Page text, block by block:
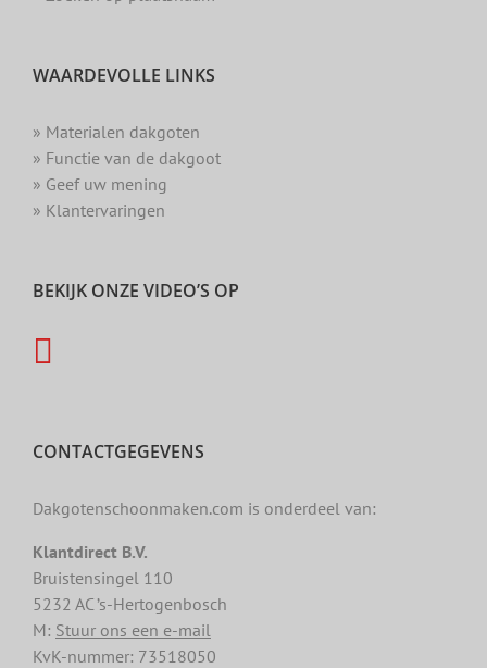
WAARDEVOLLE LINKS
» Materialen dakgoten
» Functie van de dakgoot
» Geef uw mening
» Klantervaringen
BEKIJK ONZE VIDEO’S OP
CONTACTGEGEVENS
Dakgotenschoonmaken.com is onderdeel van:
Klantdirect B.V.
Bruistensingel 110
5232 AC ’s-Hertogenbosch
M: Stuur ons een e-mail
KvK-nummer: 73518050